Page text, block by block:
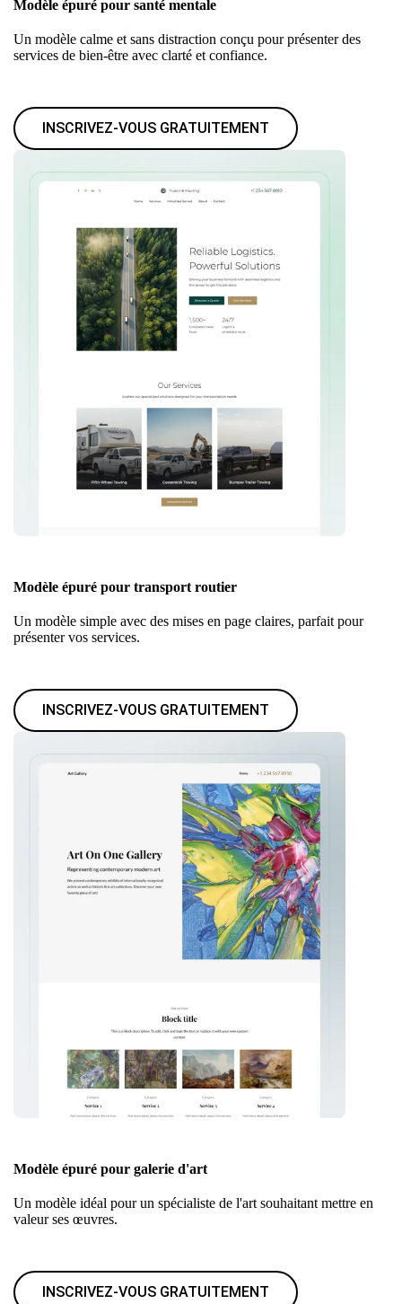
Modèle épuré pour santé mentale
Un modèle calme et sans distraction conçu pour présenter des
services de bien-être avec clarté et confiance.
INSCRIVEZ-VOUS GRATUITEMENT
Modèle épuré pour transport routier
Un modèle simple avec des mises en page claires, parfait pour
présenter vos services.
INSCRIVEZ-VOUS GRATUITEMENT
Modèle épuré pour galerie d'art
Un modèle idéal pour un spécialiste de l'art souhaitant mettre en
valeur ses œuvres.
INSCRIVEZ-VOUS GRATUITEMENT